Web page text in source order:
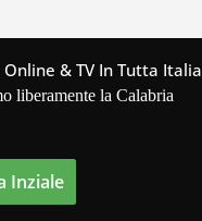
& TV In Tutta Italia
liberamente la Calabria
Inziale